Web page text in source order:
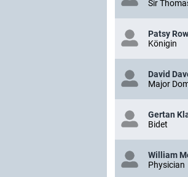
Sir
Patsy
Königin
David
Major
Gertan
Bidet
William
Physician